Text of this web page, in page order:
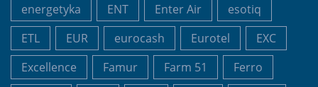
energetyka
ENT Enter Air
esotiq
ETL
EUR eurocash Eurotel
EXC
Excellence
Famur Farm 51
Ferro